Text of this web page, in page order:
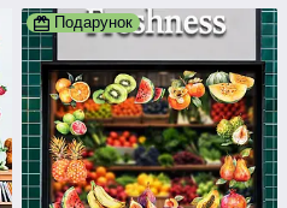
Подарунок